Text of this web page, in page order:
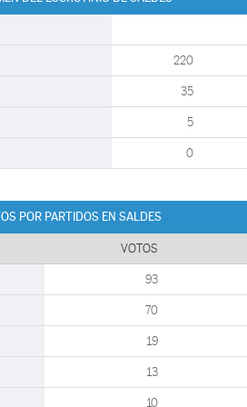
220
35
5
0
POR PARTIDOS EN SALDES
VOTOS
93
70
19
13
10